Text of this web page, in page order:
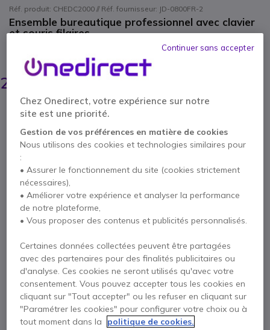
Réf. produit: CHEDC2000 // Réf. fournisseur: JD-0800FR-2
Ensemble bureautique professionnel avec clavier
et souris filaires.
26,35 €
23,95 €
Qté
DEVIS EN 4 HEURES
9 produitsen stock
100+ produits en stock plateforme
Livraison :5-7 jours
1 an de garantie
constructeur
Payez en 4 sans frais (7,19 €)Afficher plus
Chez Onedirect, votre expérience sur notre
site est une priorité.
Gestion de vos préférences en matière de cookies
Nous utilisons des cookies et technologies similaires pour
:
• Assurer le fonctionnement du site (cookies strictement
nécessaires),
• Améliorer votre expérience et analyser la performance
de notre plateforme,
• Vous proposer des contenus et publicités personnalisés.
Certaines données collectées peuvent être partagées
avec des partenaires pour des finalités publicitaires ou
d'analyse. Ces cookies ne seront utilisés qu'avec votre
consentement. Vous pouvez accepter tous les cookies en
cliquant sur "Tout accepter" ou les refuser en cliquant sur
"Paramétrer les cookies" pour configurer votre choix ou à
tout moment dans la
politique de cookies.
Continuer sans accepter